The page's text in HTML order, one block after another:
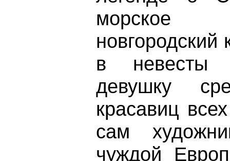
морское
новгородский
в невесты
девушку
красавиц
сам
чуждой